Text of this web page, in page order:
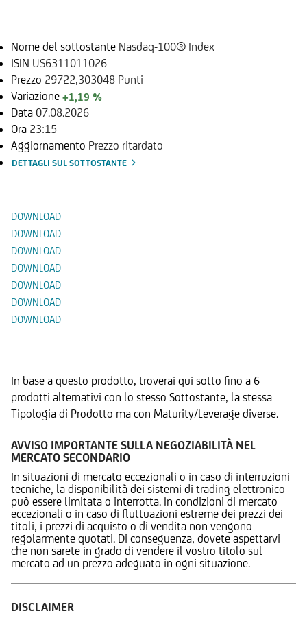
Nome del sottostante Nasdaq-100® Index
ISIN US6311011026
Prezzo 29722,303048 Punti
Variazione +1,19 %
Data 07.08.2026
Ora 23:15
Aggiornamento Prezzo ritardato
DETTAGLI SUL SOTTOSTANTE
DOWNLOAD
DOWNLOAD
DOWNLOAD
DOWNLOAD
DOWNLOAD
DOWNLOAD
DOWNLOAD
In base a questo prodotto, troverai qui sotto fino a 6
prodotti alternativi con lo stesso Sottostante, la stessa
Tipologia di Prodotto ma con Maturity/Leverage diverse.
AVVISO IMPORTANTE SULLA NEGOZIABILITÀ NEL
MERCATO SECONDARIO
In situazioni di mercato eccezionali o in caso di interruzioni
tecniche, la disponibilità dei sistemi di trading elettronico
può essere limitata o interrotta. In condizioni di mercato
eccezionali o in caso di fluttuazioni estreme dei prezzi dei
titoli, i prezzi di acquisto o di vendita non vengono
regolarmente quotati. Di conseguenza, dovete aspettarvi
che non sarete in grado di vendere il vostro titolo sul
mercato ad un prezzo adeguato in ogni situazione.
DISCLAIMER